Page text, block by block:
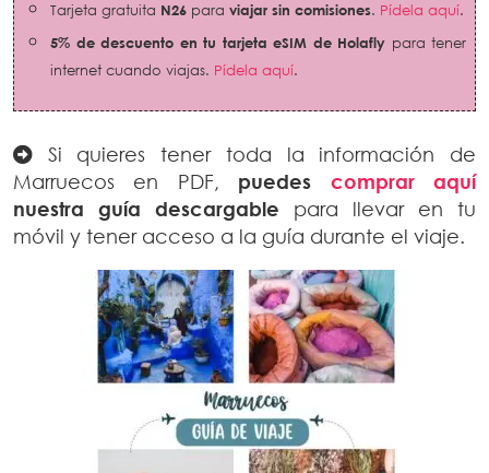
Tarjeta gratuita N26 para viajar sin comisiones. Pídela aquí.
5% de descuento en tu tarjeta eSIM de Holafly para tener
internet cuando viajas. Pídela aquí.
Si quieres tener toda la información de
Marruecos en PDF, puedes comprar aquí
nuestra guía descargable para llevar en tu
móvil y tener acceso a la guía durante el viaje.